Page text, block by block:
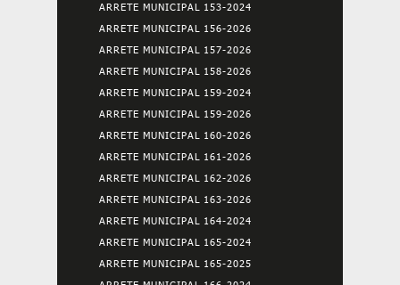
ARRETE MUNICIPAL 153-2024
ARRETE MUNICIPAL 156-2026
ARRETE MUNICIPAL 157-2026
ARRETE MUNICIPAL 158-2026
ARRETE MUNICIPAL 159-2024
ARRETE MUNICIPAL 159-2026
ARRETE MUNICIPAL 160-2026
ARRETE MUNICIPAL 161-2026
ARRETE MUNICIPAL 162-2026
ARRETE MUNICIPAL 163-2026
ARRETE MUNICIPAL 164-2024
ARRETE MUNICIPAL 165-2024
ARRETE MUNICIPAL 165-2025